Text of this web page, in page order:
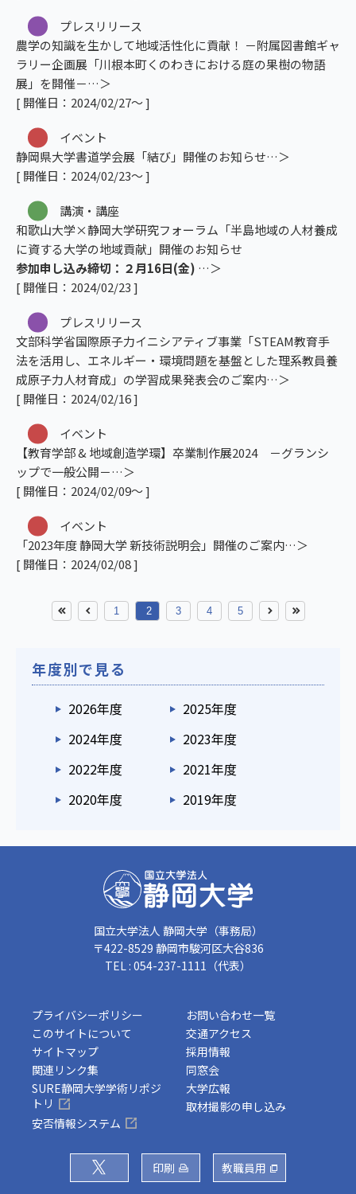
プレスリリース
農学の知識を生かして地域活性化に貢献！ －附属図書館ギャ
ラリー企画展「川根本町くのわきにおける庭の果樹の物語
展」を開催－
[ 開催日：2024/02/27～ ]
イベント
静岡県大学書道学会展「結び」開催のお知らせ
[ 開催日：2024/02/23～ ]
講演・講座
和歌山大学×静岡大学研究フォーラム「半島地域の人材養成
に資する大学の地域貢献」開催のお知らせ
参加申し込み締切：２月16日(金)
[ 開催日：2024/02/23 ]
プレスリリース
文部科学省国際原子力イニシアティブ事業「STEAM教育手
法を活用し、エネルギー・環境問題を基盤とした理系教員養
成原子力人材育成」の学習成果発表会のご案内
[ 開催日：2024/02/16 ]
イベント
【教育学部 & 地域創造学環】卒業制作展2024 －グランシ
ップで一般公開－
[ 開催日：2024/02/09～ ]
イベント
「2023年度 静岡大学 新技術説明会」開催のご案内
[ 開催日：2024/02/08 ]
1 2 3 4 5
年度別で見る
2026年度
2025年度
2024年度
2023年度
2022年度
2021年度
2020年度
2019年度
国立大学法人 静岡大学（事務局）
〒422-8529 静岡市駿河区大谷836
TEL : 054-237-1111（代表）
プライバシーポリシー
このサイトについて
サイトマップ
関連リンク集
お問い合わせ一覧
交通アクセス
採用情報
同窓会
SURE静岡大学学術リポジ
トリ
安否情報システム
大学広報
取材撮影の申し込み
印刷 教職員用